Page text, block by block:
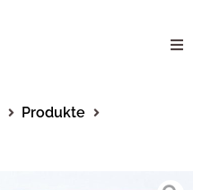
Produkte